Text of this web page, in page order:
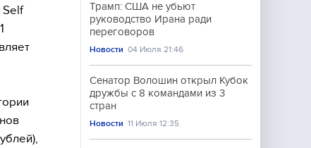
Self
Трамп: США не убьют
руководство Ирана ради
переговоров
Новости 04 Июля 21:46
Сенатор Волошин открыл Кубок
дружбы с 8 командами из 3
стран
Новости 11 Июля 12:35